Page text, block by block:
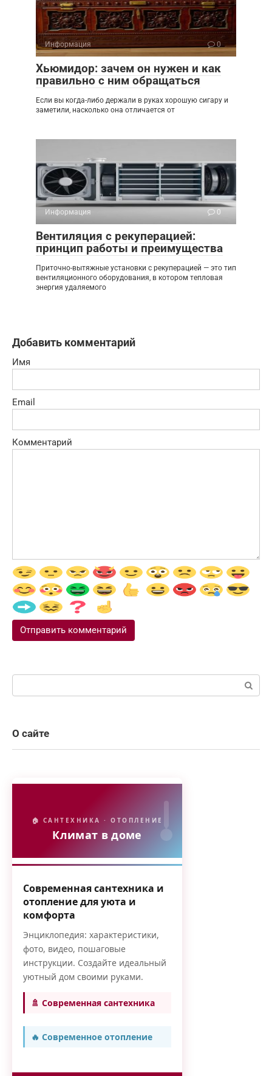
Информация 0
Хьюмидор: зачем он нужен и как
правильно с ним обращаться
Если вы когда-либо держали в руках хорошую сигару и
заметили, насколько она отличается от
Информация 0
Вентиляция с рекуперацией:
принцип работы и преимущества
Приточно-вытяжные установки с рекуперацией — это тип
вентиляционного оборудования, в котором тепловая
энергия удаляемого
Добавить комментарий
Имя
Email
Комментарий
Поиск:
О сайте
🏠 САНТЕХНИКА · ОТОПЛЕНИЕ
Климат в доме
Современная сантехника и
отопление для уюта и
комфорта
Энциклопедия: характеристики,
фото, видео, пошаговые
инструкции. Создайте идеальный
уютный дом своими руками.
🚿 Современная сантехника
🔥 Современное отопление